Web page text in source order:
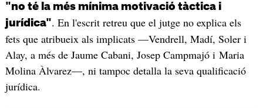
"no té la més mínima motivació tàctica i
jurídica". En l'escrit retreu que el jutge no explica els
fets que atribueix als implicats —Vendrell, Madí, Soler i
Alay, a més de Jaume Cabani, Josep Campmajó i Maria
Molina Àlvarez—, ni tampoc detalla la seva qualificació
jurídica.